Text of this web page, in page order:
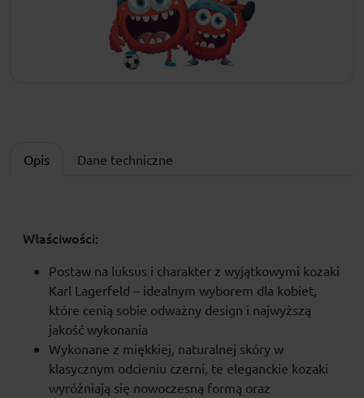
Opis Dane techniczne
Właściwości:
Postaw na luksus i charakter z wyjątkowymi kozaki
Karl Lagerfeld – idealnym wyborem dla kobiet,
które cenią sobie odważny design i najwyższą
jakość wykonania
Wykonane z miękkiej, naturalnej skóry w
klasycznym odcieniu czerni, te eleganckie kozaki
wyróżniają się nowoczesną formą oraz